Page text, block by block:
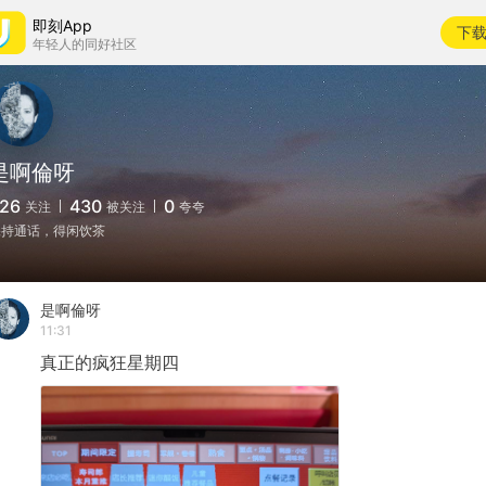
即刻App
年轻人的同好社区
下载
啊倫呀
关注 430 被关注 0 夸夸
通话，得闲饮茶
是啊倫呀
11:31
真正的疯狂星期四